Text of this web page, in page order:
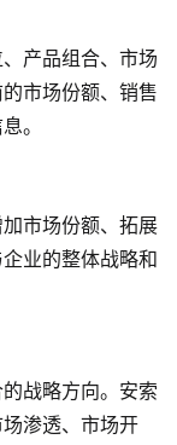
产品组合、市场
市场份额、销售
。
市场份额、拓展
业的整体战略和
战略方向。安索
渗透、市场开